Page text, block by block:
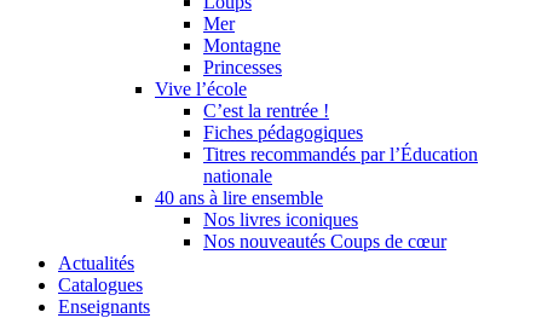
Mer
Montagne
Princesses
Vive l’école
C’est la rentrée !
Fiches pédagogiques
Titres recommandés par l’Éducation
nationale
40 ans à lire ensemble
Nos livres iconiques
Nos nouveautés Coups de cœur
Actualités
Catalogues
Enseignants